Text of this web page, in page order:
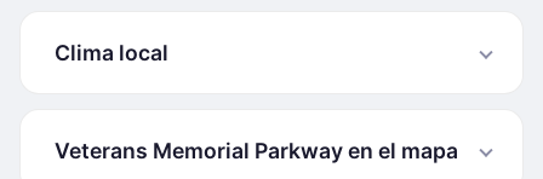
Clima local
Veterans Memorial Parkway en el mapa